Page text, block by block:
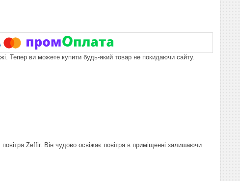
Тепер ви можете купити будь-який товар не покидаючи сайту.
Zeffir. Він чудово освіжає повітря в приміщенні залишаючи